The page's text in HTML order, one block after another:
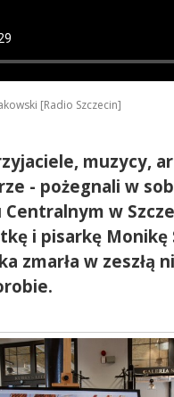
[Radio Szczecin]
muzycy,
- pożegnali w
w
i pisarkę Monikę
zmarła w zeszłą